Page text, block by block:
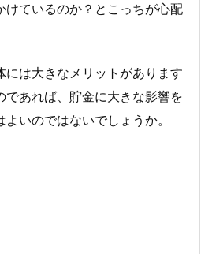
けているのか？とこっちが心配
は大きなメリットがあります
あれば、貯金に大きな影響を
いのではないでしょうか。